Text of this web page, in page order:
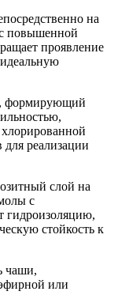
на
повышенной
проявление
формирующий
реализации
слой на
с
гидроизоляцию,
стойкость к
чаши,
или